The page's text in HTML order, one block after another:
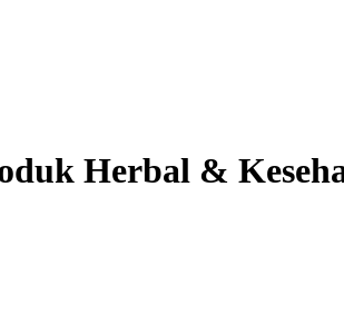
Herbal &